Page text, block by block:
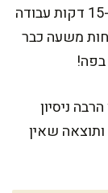
המתכון הזה דורש מעט מאוד זמן הכנה – כ-15 דקות עבודה
פחות משעה כבר
ניסיון
שאין